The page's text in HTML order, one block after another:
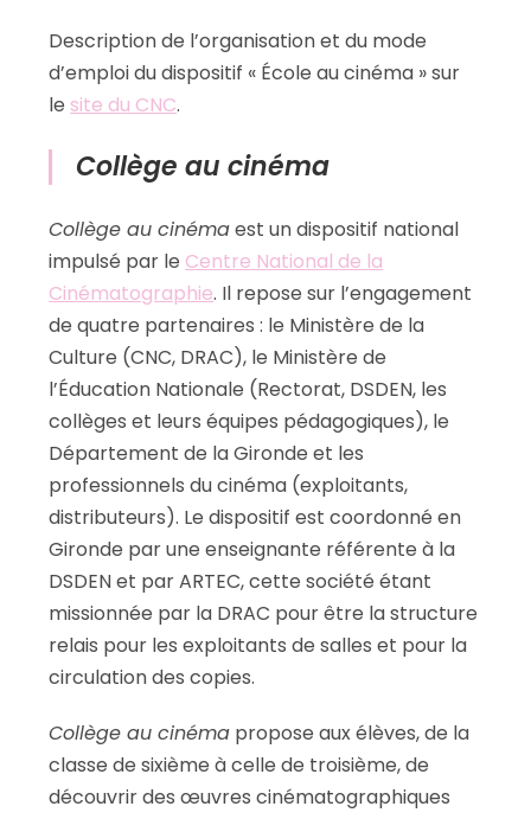
Description de l’organisation et du mode
d’emploi du dispositif « École au cinéma » sur
le site du CNC.
Collège au cinéma
Collège au cinémaest un dispositif national
impulsé par le Centre National de la
Cinématographie. Il repose sur l’engagement
de quatre partenaires : le Ministère de la
Culture (CNC, DRAC), le Ministère de
l’Éducation Nationale (Rectorat, DSDEN, les
collèges et leurs équipes pédagogiques), le
Département de la Gironde et les
professionnels du cinéma (exploitants,
distributeurs). Le dispositif est coordonné en
Gironde par une enseignante référente à la
DSDEN et par ARTEC, cette société étant
missionnée par la DRAC pour être la structure
relais pour les exploitants de salles et pour la
circulation des copies.
Collège au cinéma propose aux élèves, de la
classe de sixième à celle de troisième, de
découvrir des œuvres cinématographiques